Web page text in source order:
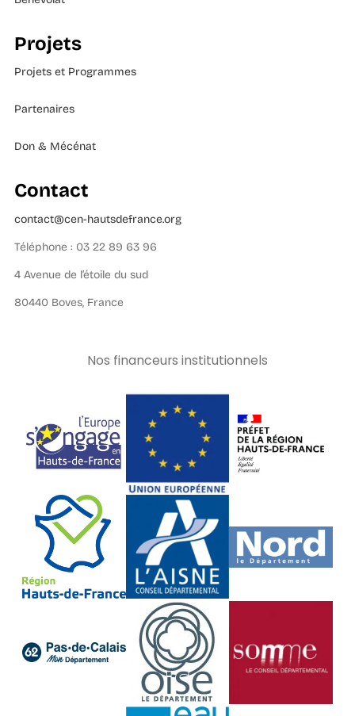
Projets
Projets et Programmes
Partenaires
Don & Mécénat
Contact
contact@cen-hautsdefrance.org
Téléphone : 03 22 89 63 96
4 Avenue de l’étoile du sud
80440 Boves, France
Nos financeurs institutionnels